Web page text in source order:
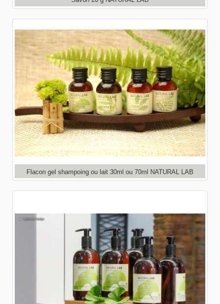
Flacon gel shampoing ou lait 30ml ou 70ml NATURAL LAB